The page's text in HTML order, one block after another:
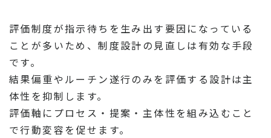
評価制度が指示待ちを生み出す要因になっている
ことが多いため、制度設計の見直しは有効な手段
です。
結果偏重やルーチン遂行のみを評価する設計は主
体性を抑制します。
評価軸にプロセス・提案・主体性を組み込むこと
で行動変容を促せます。